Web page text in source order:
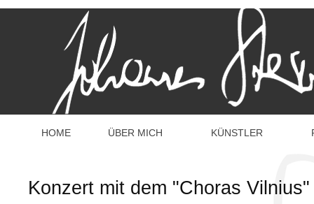
HOME ÜBER MICH KÜNSTLER
Konzert mit dem "Choras Vilnius"